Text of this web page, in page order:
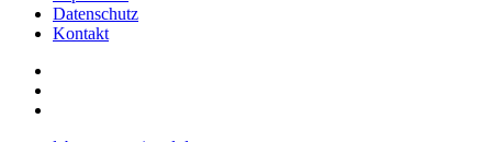
Datenschutz
Kontakt